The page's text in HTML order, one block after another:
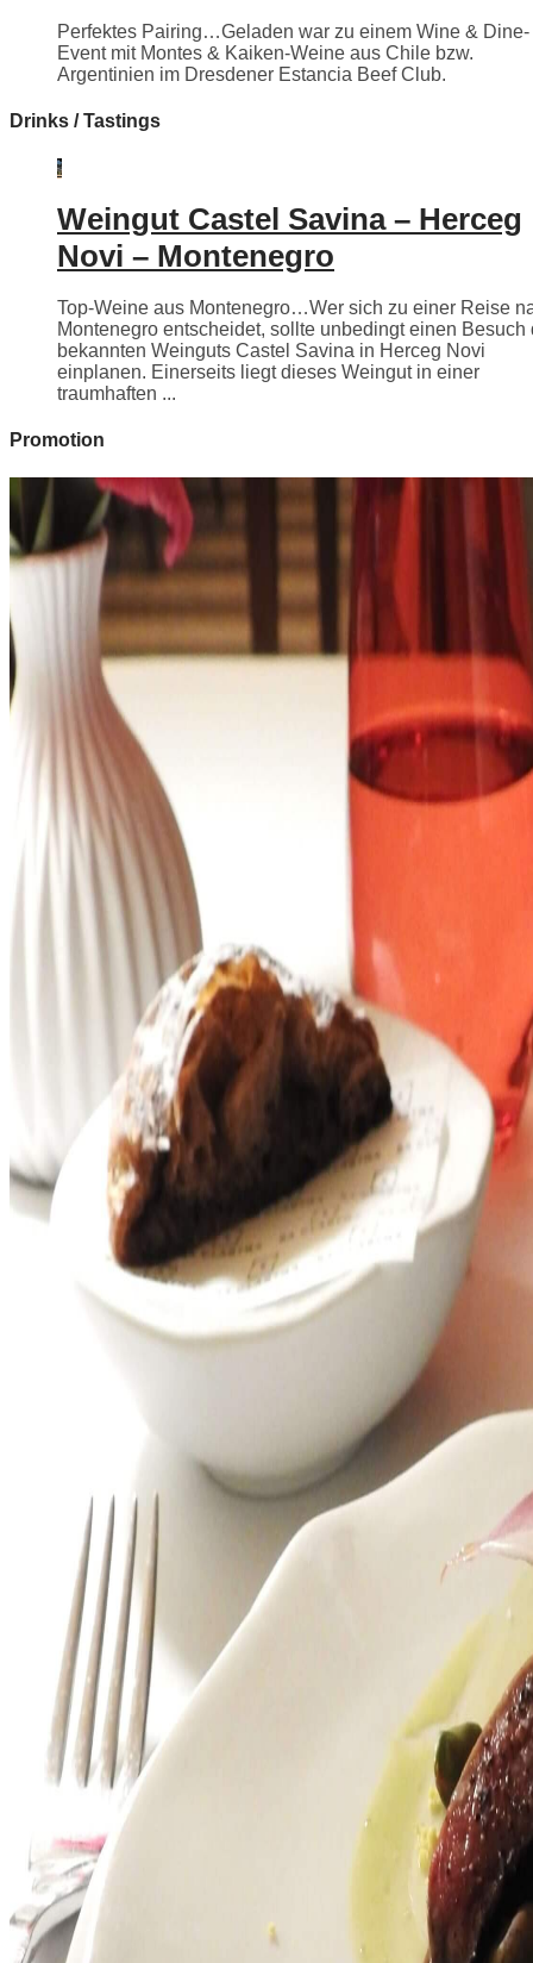
Perfektes Pairing…Geladen war zu einem Wine & Dine-
Event mit Montes & Kaiken-Weine aus Chile bzw.
Argentinien im Dresdener Estancia Beef Club.
Drinks / Tastings
Weingut Castel Savina – Herceg
Novi – Montenegro
Top-Weine aus Montenegro…Wer sich zu einer Reise
Montenegro entscheidet, sollte unbedingt einen Besuch
bekannten Weinguts Castel Savina in Herceg Novi
einplanen. Einerseits liegt dieses Weingut in einer
traumhaften ...
Promotion